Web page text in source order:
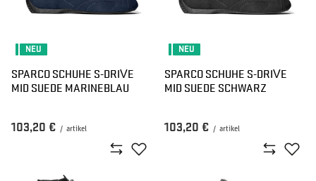
NEU
SPARCO SCHUHE S-DRIVE
MID SUEDE MARINEBLAU
103,20 € / artikel
NEU
SPARCO SCHUHE S-DRIVE
MID SUEDE SCHWARZ
103,20 € / artikel